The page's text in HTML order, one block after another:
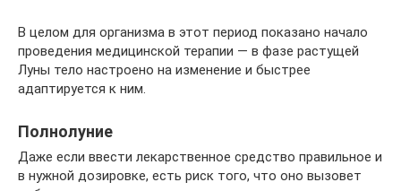
В целом для организма в этот период показано начало
проведения медицинской терапии — в фазе растущей
Луны тело настроено на изменение и быстрее
адаптируется к ним.
Полнолуние
Даже если ввести лекарственное средство правильное и
в нужной дозировке, есть риск того, что оно вызовет